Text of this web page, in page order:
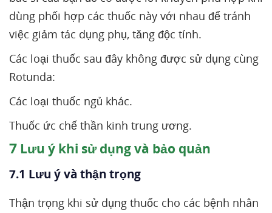
dùng phối hợp các thuốc này với nhau để tránh
việc giảm tác dụng phụ, tăng độc tính.
Các loại thuốc sau đây không được sử dụng cùng
Rotunda:
Các loại thuốc ngủ khác.
Thuốc ức chế thần kinh trung ương.
7 Lưu ý khi sử dụng và bảo quản
7.1 Lưu ý và thận trọng
Thận trọng khi sử dụng thuốc cho các bệnh nhân